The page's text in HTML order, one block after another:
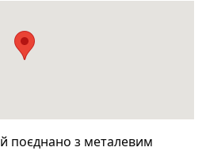
поєднано з металевим